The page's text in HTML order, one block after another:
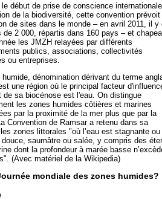
le début de prise de conscience
de la biodiversité, cette convention prévoit
de sites dans le monde – en avril 2011, il y
de 2 000, répartis dans 160 pays – et
les JMZH relayées par différents
publics, associations, collectivités
ou entreprises.
humide, dénomination dérivant du terme
une région où le principal facteur
de sa biocénose est l'eau. On distingue
les zones humides côtières et marines
par la proximité de la mer plus que par la
Convention de Ramsar a retenu dans sa
zones littorales "où l’eau est stagnante ou
saumâtre ou salée, y compris des
dont la profondeur à marée basse
(Avec matériel de la Wikipedia)
mondiale des zones humides?